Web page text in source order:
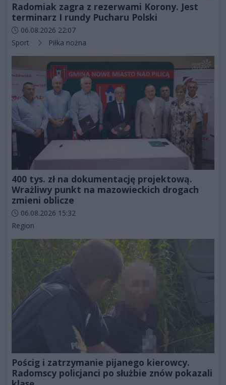
Radomiak zagra z rezerwami Korony. Jest
terminarz I rundy Pucharu Polski
Data dodania artykułu:
06.08.2026 22:07
Kategorie artykułu:
Sport Piłka nożna
400 tys. zł na dokumentację projektową.
Wrażliwy punkt na mazowieckich drogach
zmieni oblicze
Data dodania artykułu:
06.08.2026 15:32
Kategorie artykułu:
Region
Pościg i zatrzymanie pijanego kierowcy.
Radomscy policjanci po służbie znów pokazali